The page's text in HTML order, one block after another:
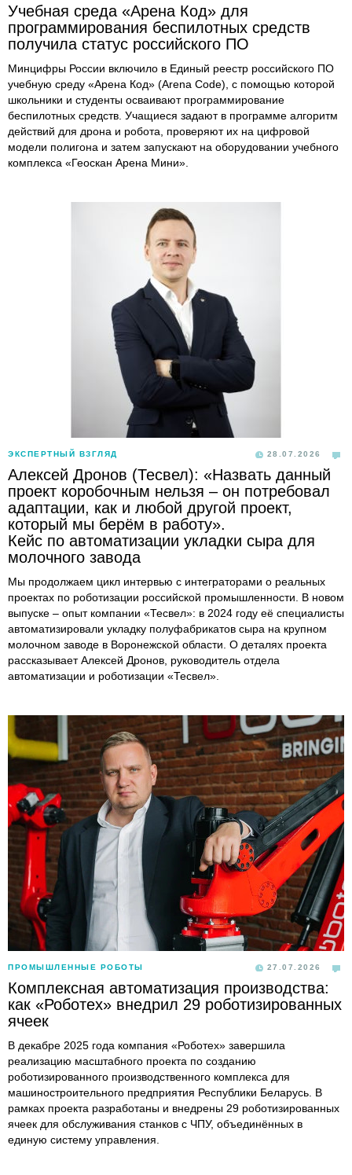
Учебная среда «Арена Код» для
программирования беспилотных средств
получила статус российского ПО
Минцифры России включило в Единый реестр российского ПО
учебную среду «Арена Код» (Arena Code), с помощью которой
школьники и студенты осваивают программирование
беспилотных средств. Учащиеся задают в программе алгоритм
действий для дрона и робота, проверяют их на цифровой
модели полигона и затем запускают на оборудовании учебного
комплекса «Геоскан Арена Мини».
ЭКСПЕРТНЫЙ ВЗГЛЯД 28.07.2026
Алексей Дронов (Тесвел): «Назвать данный
проект коробочным нельзя – он потребовал
адаптации, как и любой другой проект,
который мы берём в работу».
Кейс по автоматизации укладки сыра для
молочного завода
Мы продолжаем цикл интервью с интеграторами о реальных
проектах по роботизации российской промышленности. В новом
выпуске – опыт компании «Тесвел»: в 2024 году её специалисты
автоматизировали укладку полуфабрикатов сыра на крупном
молочном заводе в Воронежской области. О деталях проекта
рассказывает Алексей Дронов, руководитель отдела
автоматизации и роботизации «Тесвел».
ПРОМЫШЛЕННЫЕ РОБОТЫ 27.07.2026
Комплексная автоматизация производства:
как «Роботех» внедрил 29 роботизированных
ячеек
В декабре 2025 года компания «Роботех» завершила
реализацию масштабного проекта по созданию
роботизированного производственного комплекса для
машиностроительного предприятия Республики Беларусь. В
рамках проекта разработаны и внедрены 29 роботизированных
ячеек для обслуживания станков с ЧПУ, объединённых в
единую систему управления.